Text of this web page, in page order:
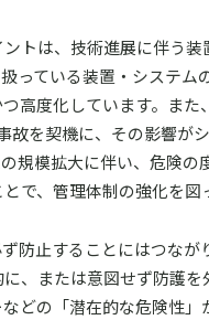
トは、技術進展に伴う
っている装置・システ
高度化しています。ま
を契機に、その影響が
規模拡大に伴い、危険
で、管理体制の強化を図
防止することにはつな
、または意図せず防護
どの「潜在的な危険性